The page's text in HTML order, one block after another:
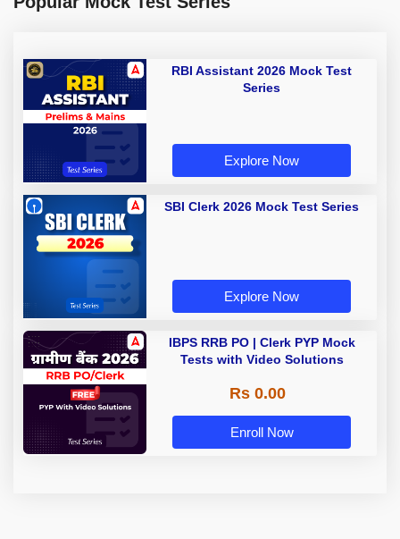
RBI Assistant 2026 Mock Test
Series
Explore Now
SBI Clerk 2026 Mock Test Series
Explore Now
IBPS RRB PO | Clerk PYP Mock
Tests with Video Solutions
Rs 0.00
Enroll Now